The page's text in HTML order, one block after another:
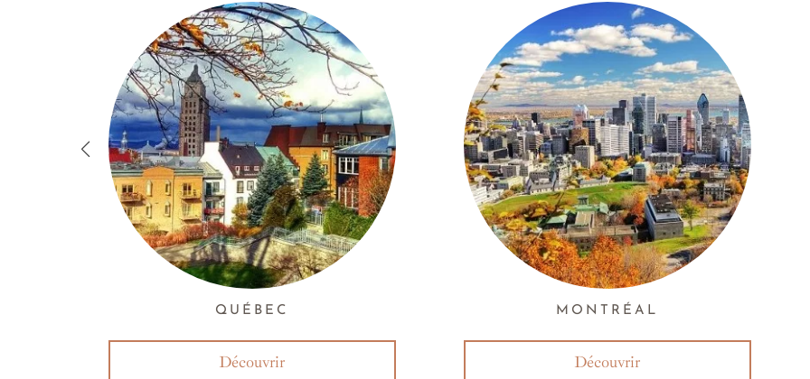
QUÉBEC
Découvrir
MONTRÉAL
Découvrir